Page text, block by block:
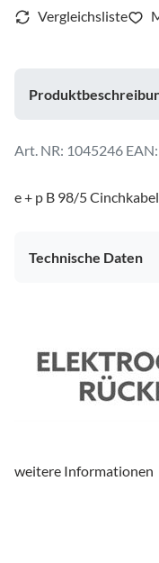
1045246
e + p B 98/5
Technische Daten
weitere Informationen